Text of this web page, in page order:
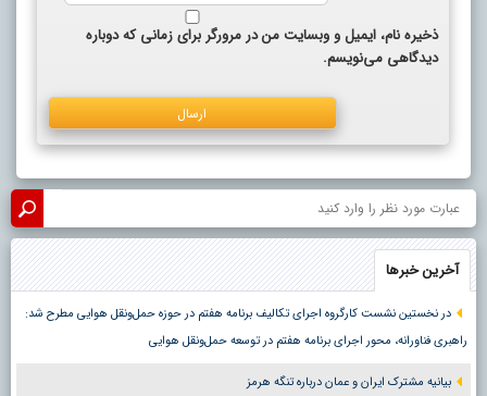
ذخیره نام، ایمیل و وبسایت من در مرورگر برای زمانی که دوباره
دیدگاهی می‌نویسم.
آخرین خبرها
در نخستین نشست کارگروه اجرای تکالیف برنامه هفتم در حوزه حمل‌ونقل هوایی مطرح شد:
راهبری فناورانه، محور اجرای برنامه هفتم در توسعه حمل‌ونقل هوایی
بیانیه مشترک ایران و عمان درباره تنگه هرمز